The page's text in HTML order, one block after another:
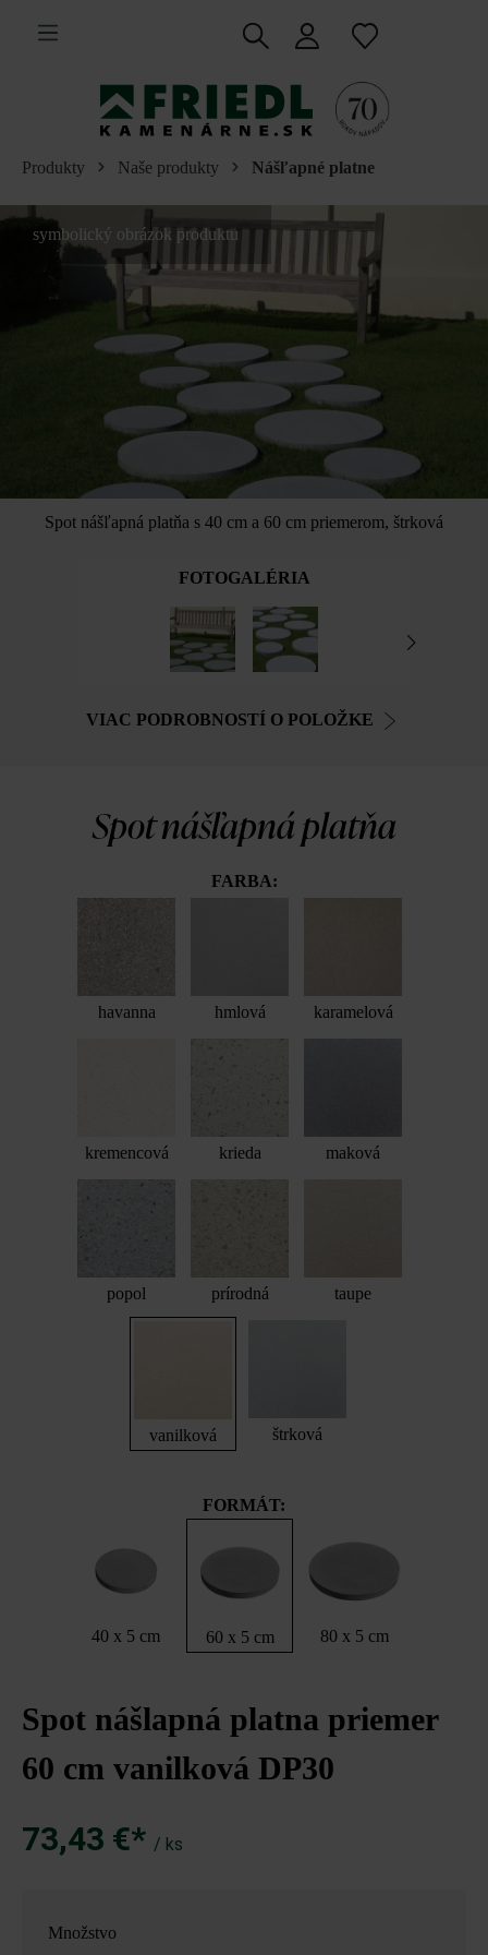
hlavný obsah
Produkty Naše produkty Nášľapné platne
Spot nášľapná platňa s 40 cm a 60 cm priemerom, štrková
symbolický obrázok produktu
FOTOGALÉRIA
VIAC PODROBNOSTÍ O POLOŽKE
Spot nášľapná platňa
FARBA:
havanna hmlová karamelová
kremencová krieda maková
popol prírodná taupe
vanilková štrková
FORMÁT:
40 x 5 cm 60 x 5 cm 80 x 5 cm
Spot nášlapná platna priemer
60 cm vanilková DP30
73,43 €* / ks
Množstvo